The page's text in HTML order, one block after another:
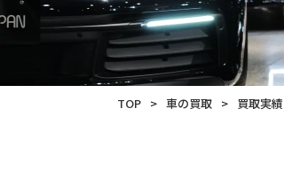
TOP > 車の買取 > 買取実績